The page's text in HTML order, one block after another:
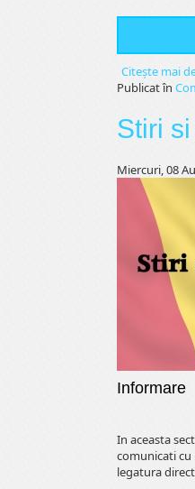
Citeşte mai
Publicat în
Stiri
Miercuri, 08
Informare
In aceasta
comunicati cu
legatura